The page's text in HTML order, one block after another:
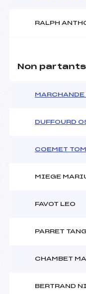
RALPH
Non partants
MARCHANDE
DUFFOURD
COEMET TOM
MIEGE
FAVOT LEO
PARRET
CHAMBET
BERTRAND